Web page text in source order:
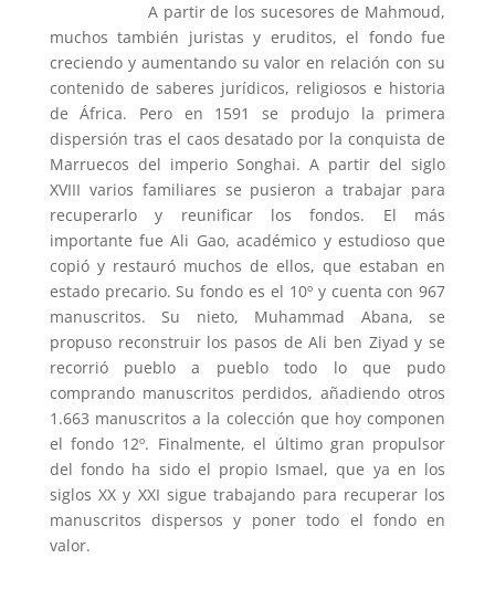
A partir de los sucesores de Mahmoud,
muchos también juristas y eruditos, el fondo fue
creciendo y aumentando su valor en relación con su
contenido de saberes jurídicos, religiosos e historia
de África. Pero en 1591 se produjo la primera
dispersión tras el caos desatado por la conquista de
Marruecos del imperio Songhai. A partir del siglo
XVIII varios familiares se pusieron a trabajar para
recuperarlo y reunificar los fondos. El más
importante fue Ali Gao, académico y estudioso que
copió y restauró muchos de ellos, que estaban en
estado precario. Su fondo es el 10º y cuenta con 967
manuscritos. Su nieto, Muhammad Abana, se
propuso reconstruir los pasos de Ali ben Ziyad y se
recorrió pueblo a pueblo todo lo que pudo
comprando manuscritos perdidos, añadiendo otros
1.663 manuscritos a la colección que hoy componen
el fondo 12º. Finalmente, el último gran propulsor
del fondo ha sido el propio Ismael, que ya en los
siglos XX y XXI sigue trabajando para recuperar los
manuscritos dispersos y poner todo el fondo en
valor.